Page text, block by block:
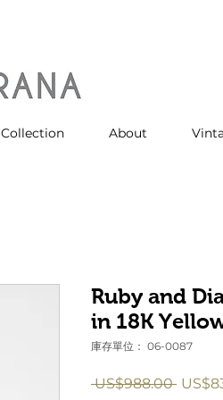
Collection About
Ruby and
in 18K
庫存單位： 06-0087
US$988.00 一